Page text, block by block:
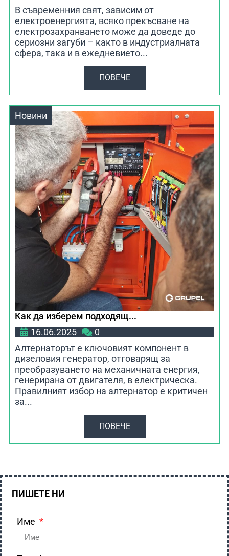
В съвременния свят, зависим от
електроенергията, всяко прекъсване на
електрозахранването може да доведе до
сериозни загуби – както в индустриалната
сфера, така и в ежедневието...
ПОВЕЧЕ
Новини
Как да изберем подходящ...
16.06.2025
0
Алтернаторът е ключовият компонент в
дизеловия генератор, отговарящ за
преобразуването на механичната енергия,
генерирана от двигателя, в електрическа.
Правилният избор на алтернатор е критичен
за...
ПОВЕЧЕ
ПИШЕТЕ НИ
Име